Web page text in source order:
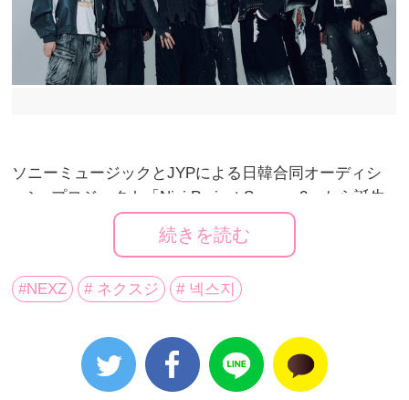
ソニーミュージックとJYPによる日韓合同オーディシ
ョン･プロジェクト「Nizi Project Season 2」から誕生
したグローバル･ボーイズグループ “
NEXZ
デビュー前にも関わらず、日常の水分補給飲料 “アクエ
ストらしからぬビッグニュースで世間を驚かせたのも
記憶に新しい。
続きを読む
#NEXZ # ネクスジ # 넥스지